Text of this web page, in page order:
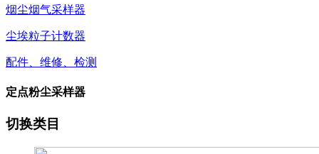
烟尘烟气采样器
尘埃粒子计数器
配件、维修、检测
定点粉尘采样器
切换类目